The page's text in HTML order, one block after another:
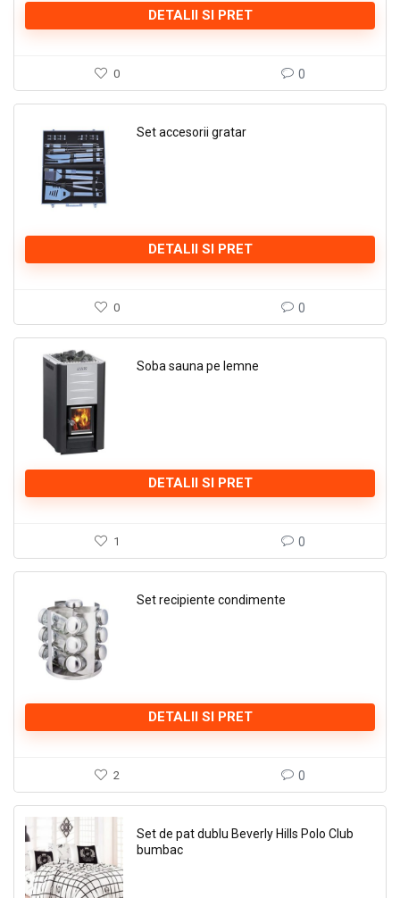
DETALII SI PRET
0 0
Set accesorii gratar
DETALII SI PRET
0 0
Soba sauna pe lemne
DETALII SI PRET
1 0
Set recipiente condimente
DETALII SI PRET
2 0
Set de pat dublu Beverly Hills Polo Club
bumbac